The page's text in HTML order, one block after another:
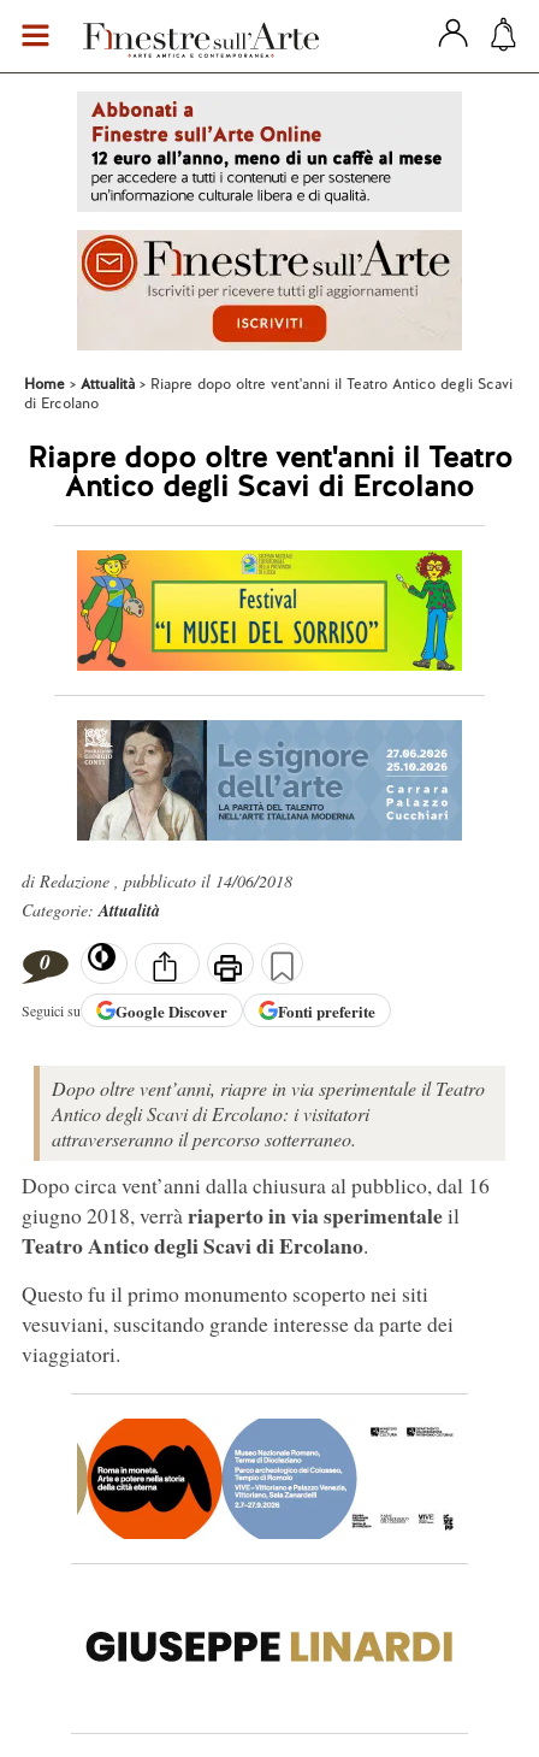
Home Attualità
Riapre dopo oltre vent'anni il Teatro Antico degli Scavi
di Ercolano
Riapre dopo oltre vent'anni il Teatro
Antico degli Scavi di Ercolano
di Redazione , pubblicato il 14/06/2018
Categorie:Attualità
0
Seguici su GoogleDiscover Fonti preferite
Dopo oltre vent’anni, riapre in via sperimentale il Teatro
Antico degli Scavi di Ercolano: i visitatori
attraverseranno il percorso sotterraneo.
Dopo circa vent’anni dalla chiusura al pubblico, dal 16
giugno 2018, verràriaperto in via sperimentaleil
Teatro Antico degli Scavi di Ercolano.
Questo fu il primo monumento scoperto nei siti
vesuviani, suscitando grande interesse da parte dei
viaggiatori.